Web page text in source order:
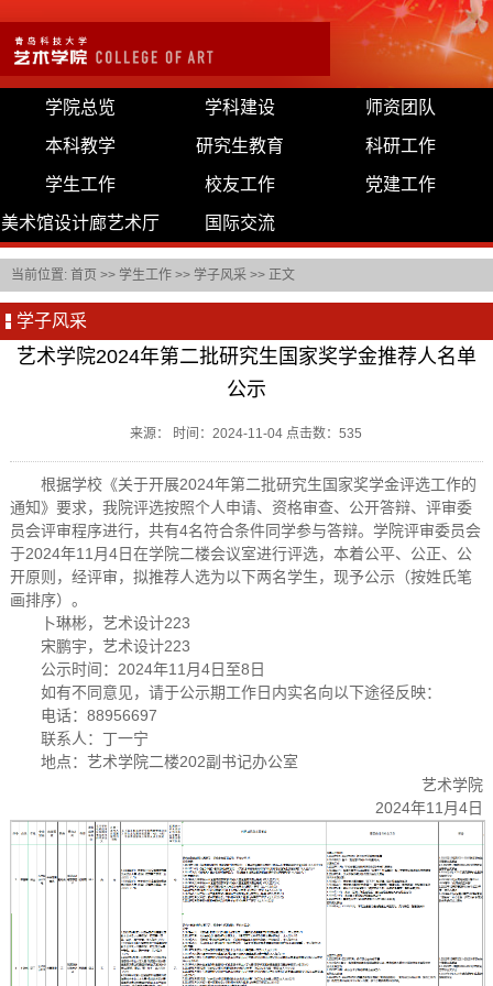
学院总览 学科建设 师资团队
本科教学 研究生教育 科研工作
学生工作 校友工作 党建工作
美术馆设计廊艺术厅 国际交流
当前位置: 首页 >> 学生工作 >> 学子风采 >> 正文
学子风采
艺术学院2024年第二批研究生国家奖学金推荐人名单
公示
来源： 时间：2024-11-04 点击数：535
根据学校《关于开展2024年第二批研究生国家奖学金评选工作的
通知》要求，我院评选按照个人申请、资格审查、公开答辩、评审委
员会评审程序进行，共有4名符合条件同学参与答辩。学院评审委员会
于2024年11月4日在学院二楼会议室进行评选，本着公平、公正、公
开原则，经评审，拟推荐人选为以下两名学生，现予公示（按姓氏笔
画排序）。
卜琳彬，艺术设计223
宋鹏宇，艺术设计223
公示时间：2024年11月4日至8日
如有不同意见，请于公示期工作日内实名向以下途径反映：
电话：88956697
联系人：丁一宁
地点：艺术学院二楼202副书记办公室
艺术学院
2024年11月4日